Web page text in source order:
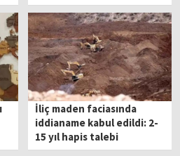
İliç maden faciasında
iddianame kabul edildi: 2-
15 yıl hapis talebi